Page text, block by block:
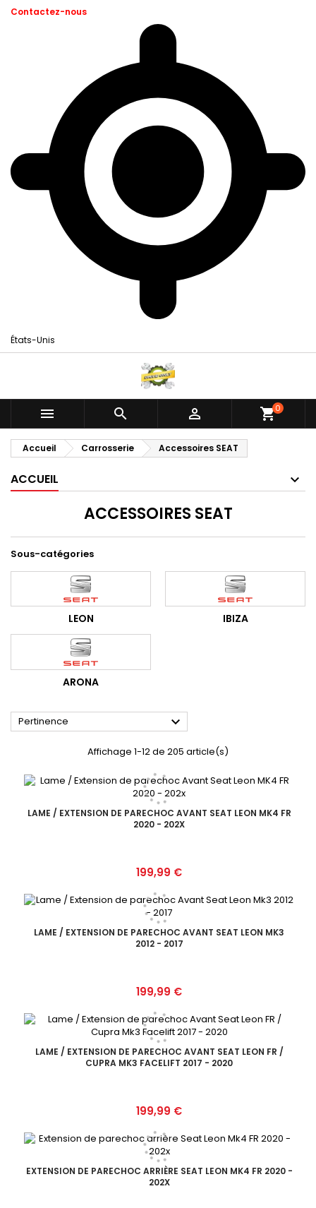
Contactez-nous
États-Unis
   shopping_cart0
Accueil Carrosserie Accessoires SEAT
ACCUEIL
ACCESSOIRES SEAT
Sous-catégories
LEON IBIZA
ARONA
Pertinence 
Affichage 1-12 de 205 article(s)
LAME / EXTENSION DE PARECHOC AVANT SEAT LEON MK4 FR
2020 - 202X
Prix
199,99 €
LAME / EXTENSION DE PARECHOC AVANT SEAT LEON MK3
2012 - 2017
Prix
199,99 €
LAME / EXTENSION DE PARECHOC AVANT SEAT LEON FR /
CUPRA MK3 FACELIFT 2017 - 2020
Prix
199,99 €
EXTENSION DE PARECHOC ARRIÈRE SEAT LEON MK4 FR 2020 -
202X